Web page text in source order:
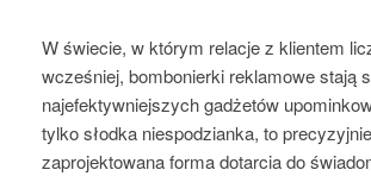
W świecie, w którym relacje z klientem
wcześniej, bombonierki reklamowe stają
najefektywniejszych gadżetów
tylko słodka niespodzianka, to precyzyjnie
zaprojektowana forma dotarcia do